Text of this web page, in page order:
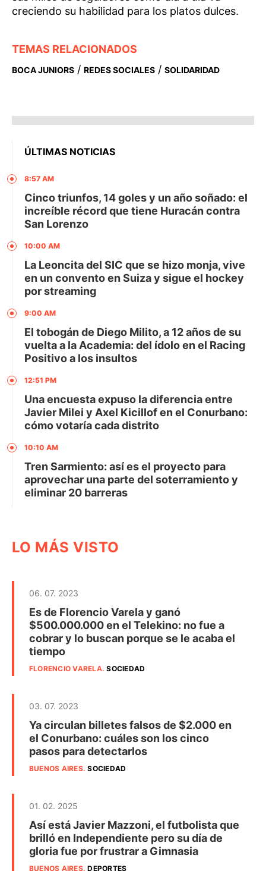
creciendo su habilidad para los platos dulces.
TEMAS RELACIONADOS
BOCA JUNIORS / REDES SOCIALES / SOLIDARIDAD
ÚLTIMAS NOTICIAS
8:57 AM
Cinco triunfos, 14 goles y un año soñado: el
increíble récord que tiene Huracán contra
San Lorenzo
10:00 AM
La Leoncita del SIC que se hizo monja, vive
en un convento en Suiza y sigue el hockey
por streaming
9:00 AM
El tobogán de Diego Milito, a 12 años de su
vuelta a la Academia: del ídolo en el Racing
Positivo a los insultos
12:51 PM
Una encuesta expuso la diferencia entre
Javier Milei y Axel Kicillof en el Conurbano:
cómo votaría cada distrito
10:10 AM
Tren Sarmiento: así es el proyecto para
aprovechar una parte del soterramiento y
eliminar 20 barreras
LO MÁS VISTO
06. 07. 2023
Es de Florencio Varela y ganó
$500.000.000 en el Telekino: no fue a
cobrar y lo buscan porque se le acaba el
tiempo
FLORENCIO VARELA.SOCIEDAD
03. 07. 2023
Ya circulan billetes falsos de $2.000 en
el Conurbano: cuáles son los cinco
pasos para detectarlos
BUENOS AIRES.SOCIEDAD
01. 02. 2025
Así está Javier Mazzoni, el futbolista que
brilló en Independiente pero su día de
gloria fue por frustrar a Gimnasia
BUENOS AIRES.DEPORTES